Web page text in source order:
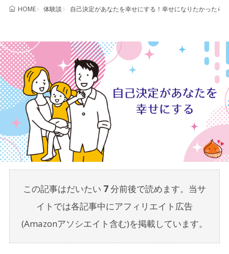
HOME 体験談 自己決定があなたを幸せにする！幸せになりたかったら
この記事はだいたい 7分前後で読めます。当サ
イトでは各記事中にアフィリエイト広告
(Amazonアソシエイト含む)を掲載しています。